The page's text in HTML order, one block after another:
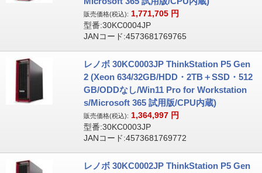
販売価格(税込): 1,771,705 円
型番:30KC0004JP
JANコード:4573681769765
レノボ 30KC0003JP ThinkStation P5 Gen
2 (Xeon 634/32GB/HDD・2TB＋SSD・512
GB/ODDなし/Win11 Pro for Workstation
s/Microsoft 365 試用版/CPU内蔵)
販売価格(税込): 1,364,997 円
型番:30KC0003JP
JANコード:4573681769772
レノボ 30KC0002JP ThinkStation P5 Gen